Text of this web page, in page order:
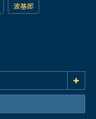
波基郎